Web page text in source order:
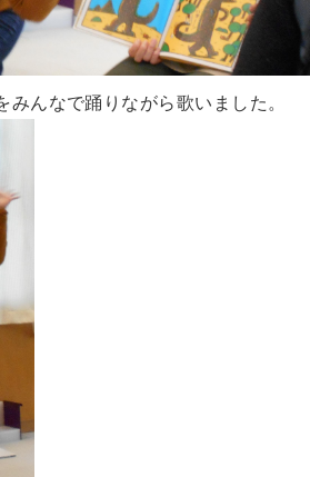
んなで踊りながら歌いました。